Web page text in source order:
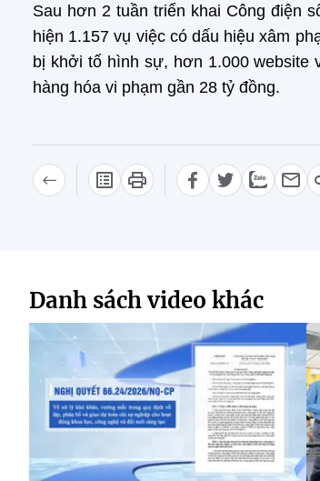
Sau hơn 2 tuần triển khai Công điện
hiện 1.157 vụ việc có dấu hiệu xâm
bị khởi tố hình sự, hơn 1.000 website
hàng hóa vi phạm gần 28 tỷ đồng.
Danh sách video khác